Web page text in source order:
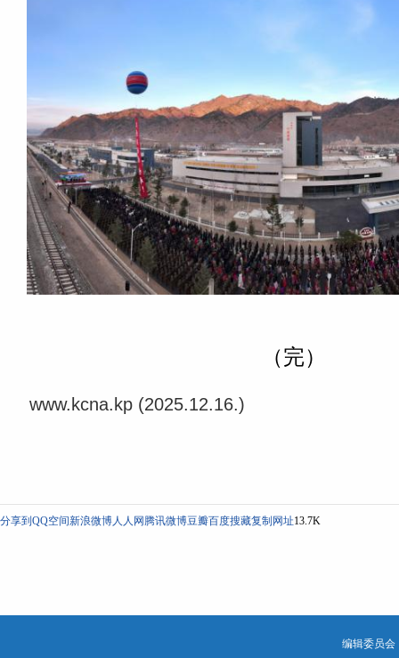
（完）
www.kcna.kp (2025.12.16.)
分享到 QQ空间新浪微博人人网 腾讯微博豆瓣百度搜藏复制网址13.7K
编辑委员会